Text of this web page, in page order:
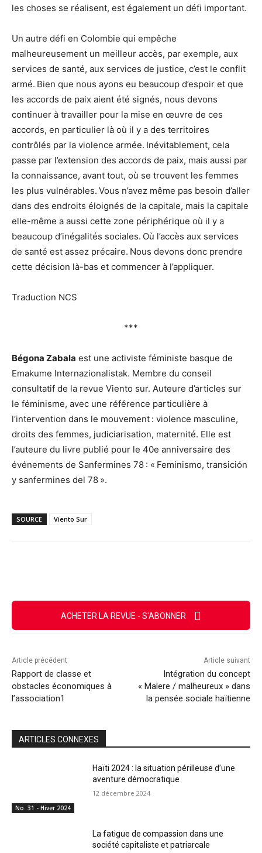
les choses se réalisent, est également un défi important.
Un autre défi en Colombie qui empêche
malheureusement un meilleur accès, par exemple, aux
services de santé, aux services de justice, c’est le conflit
armé. Bien que nous ayons eu beaucoup d’espoir et que
les accords de paix aient été signés, nous devons
continuer à travailler pour la mise en œuvre de ces
accords, en particulier là où il y a des territoires
contrôlés par la violence armée. Inévitablement, cela
passe par l’extension des accords de paix, mais aussi par
la connaissance, avant tout, où se trouvent les femmes
les plus vulnérables. Vous n’avez même pas besoin d’aller
dans des endroits éloignés de la capitale, mais la capitale
elle-même a aussi cette zone périphérique où il y a
beaucoup d’inégalités sociales. Où l’accès aux services
de santé est assez précaire. Nous devons donc prendre
cette décision là-bas et commencer à l’appliquer.
Traduction NCS
***
Bégona Zabala est une activiste féministe basque de
Emakume Internazionalistak. Membre du conseil
consultatif de la revue Viento sur. Auteure d’articles sur
le féminisme, avec une référence particulière à
l’intervention dans le mouvement : violence masculine,
droits des femmes, judiciarisation, maternité. Elle est
l’auteure du livre publié pour le 40e anniversaire des
événements de Sanfermines 78 : « Feminismo, transición
y sanfermines del 78 ».
SOURCE Viento Sur
ACHETER LA REVUE - S'ABONNER
Article précédent
Rapport de classe et
obstacles économiques à
l’association1
Article suivant
Intégration du concept
« Malere / malheureux » dans
la pensée sociale haïtienne
ARTICLES CONNEXES
No. 31 - Hiver 2024
Haïti 2024 : la situation périlleuse d’une
aventure démocratique
12 décembre 2024
La fatigue de compassion dans une
société capitaliste et patriarcale